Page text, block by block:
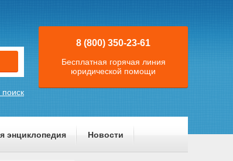
8 (800) 350-23-61
Бесплатная горячая линия
юридической помощи
энциклопедия Новости